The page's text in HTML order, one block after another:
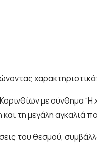
χαρακτηριστικά:
με σύνθημα “Η
τη μεγάλη αγκαλιά
του θεσμού,